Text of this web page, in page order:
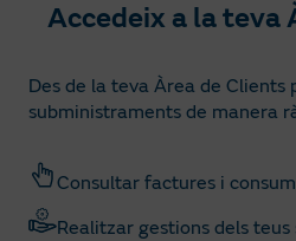
Accedeix a la teva
Des de la teva Àrea de Clients
subministraments de manera
Consultar factures i
Realitzar gestions dels